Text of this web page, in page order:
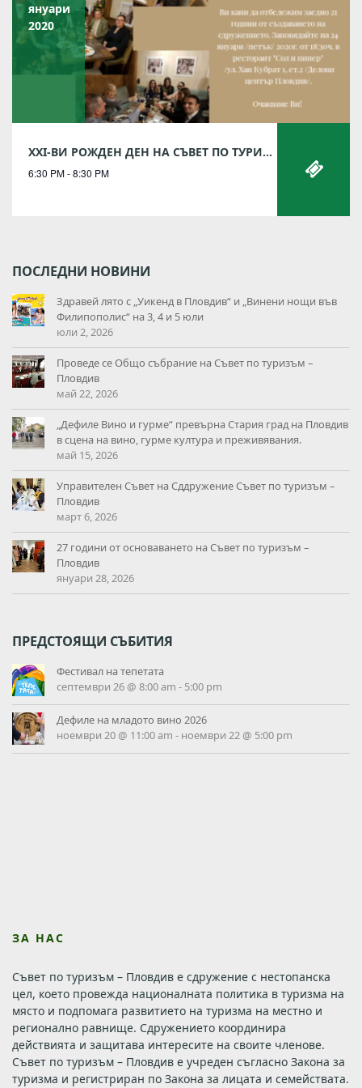
януари
2020
XXI-ВИ РОЖДЕН ДЕН НА СЪВЕТ ПО ТУРИЗЪМ
6:30 PM - 8:30 PM
ПОСЛЕДНИ НОВИНИ
Здравей лято с „Уикенд в Пловдив“ и „Винени нощи във
Филипополис“ на 3, 4 и 5 юли
юли 2, 2026
Проведе се Общо събрание на Съвет по туризъм –
Пловдив
май 22, 2026
„Дефиле Вино и гурме“ превърна Стария град на Пловдив
в сцена на вино, гурме култура и преживявания.
май 15, 2026
Управителен Съвет на Сддружение Съвет по туризъм –
Пловдив
март 6, 2026
27 години от основаването на Съвет по туризъм –
Пловдив
януари 28, 2026
ПРЕДСТОЯЩИ СЪБИТИЯ
Фестивал на тепетата
септември 26 @ 8:00 am - 5:00 pm
Дефиле на младото вино 2026
ноември 20 @ 11:00 am - ноември 22 @ 5:00 pm
ЗА НАС
Съвет по туризъм – Пловдив е сдружение с нестопанска
цел, което провежда националната политика в туризма на
място и подпомага развитието на туризма на местно и
регионално равнище. Сдружението координира
действията и защитава интересите на своите членове.
Съвет по туризъм – Пловдив е учреден съгласно Закона за
туризма и регистриран по Закона за лицата и семействата.